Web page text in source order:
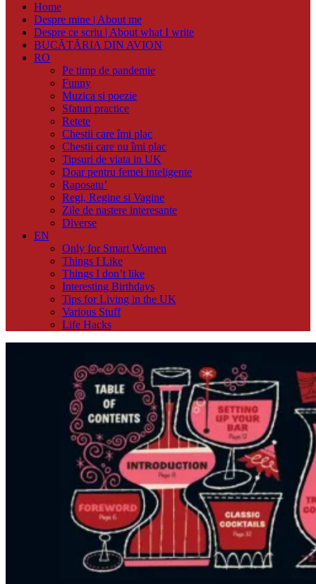
Home
Despre mine | About me
Despre ce scriu | About what I write
BUCĂTĂRIA DIN AVION
RO
Pe timp de pandemie
Funny
Muzica si poezie
Sfaturi practice
Retete
Chestii care îmi plac
Chestii care nu îmi plac
Tipsuri de viata in UK
Doar pentru femei inteligente
Raposatu’
Regi, Regine si Vagine
Zile de nastere interesante
Diverse
EN
Only for Smart Women
Things I Like
Things I don’t like
Interesting Birthdays
Tips for Living in the UK
Various Stuff
Life Hacks